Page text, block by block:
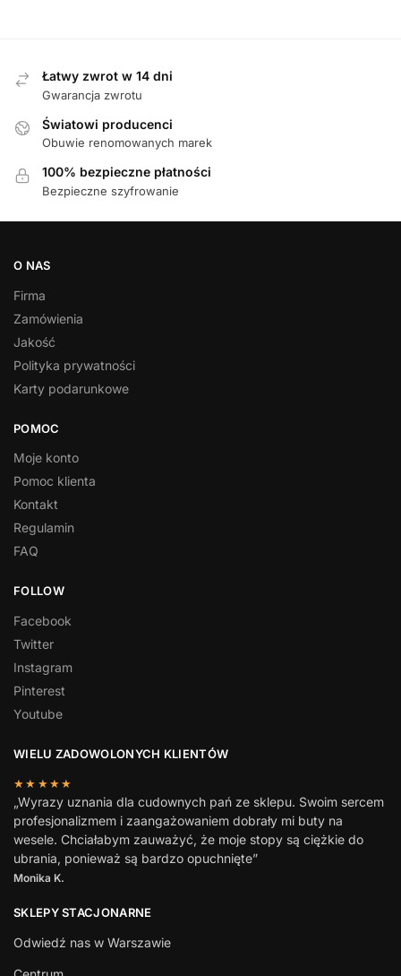
Łatwy zwrot w 14 dni
Gwarancja zwrotu
Światowi producenci
Obuwie renomowanych marek
100% bezpieczne płatności
Bezpieczne szyfrowanie
O NAS
Firma
Zamówienia
Jakość
Polityka prywatności
Karty podarunkowe
POMOC
Moje konto
Pomoc klienta
Kontakt
Regulamin
FAQ
FOLLOW
Facebook
Twitter
Instagram
Pinterest
Youtube
WIELU ZADOWOLONYCH KLIENTÓW
★★★★★
„Wyrazy uznania dla cudownych pań ze sklepu. Swoim sercem
profesjonalizmem i zaangażowaniem dobrały mi buty na
wesele. Chciałabym zauważyć, że moje stopy są ciężkie do
ubrania, ponieważ są bardzo opuchnięte”
Monika K.
SKLEPY STACJONARNE
Odwiedź nas w Warszawie